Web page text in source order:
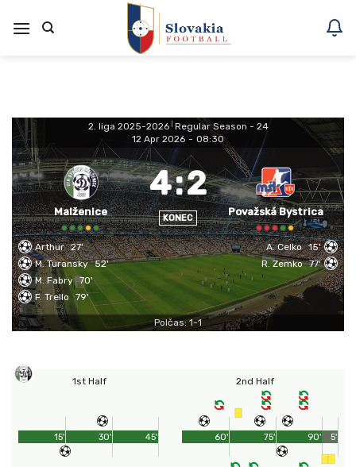
na
2. liga 2025-2026 Regular Season - 24
12 Apr 2026 - 08:30
Malženice
4:2
KONEC
Považská Bystrica
Arthur 27'
M. Turansky 52'
M. Fabry 70'
F. Trello
79'
A. Celko 15'
R. Zemko 77'
Polčas: 1-1
1st Half
45'
15' 30'
2nd Half
90'
60' 75' 5'